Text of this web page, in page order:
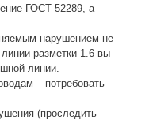
ГОСТ 52289, а
нарушением не
линии разметки 1.6 вы
линии.
– потребовать
(проследить